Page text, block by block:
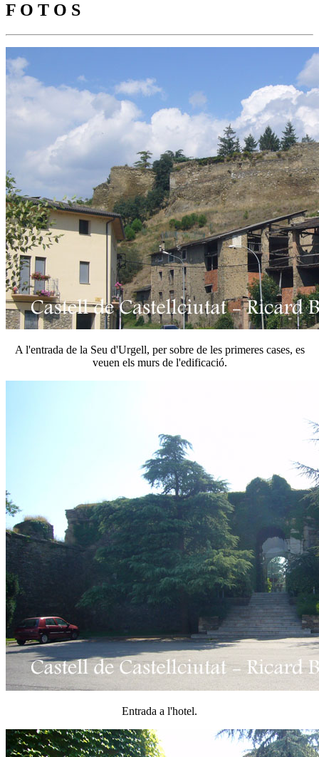
F O T O S
A l'entrada de la Seu d'Urgell, per sobre de les primeres cases, es
veuen els murs de l'edificació.
Entrada a l'hotel.